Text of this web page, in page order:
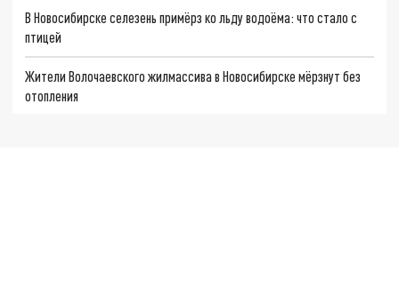
В Новосибирске селезень примёрз ко льду водоёма: что стало с
птицей
Жители Волочаевского жилмассива в Новосибирске мёрзнут без
отопления